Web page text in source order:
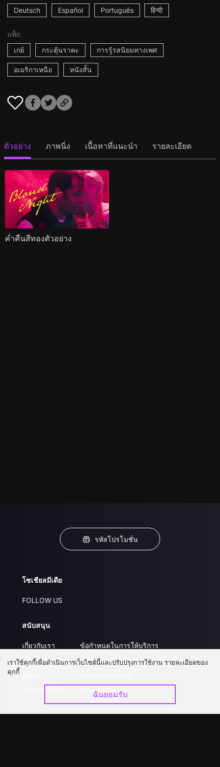
Deutsch Español Português हिन्दी
แท็ก
เกย์
กระตุ้นราคะ การรู้รสนิยมทางเพศ
อเมริกาเหนือ หนังสั้น
ตัวอย่าง ภาพนิ่ง เนื้อหาที่แนะนำ รายละเอียด
ค่ำคืนสีทองตัวอย่าง
รหัสโปรโมชั่น
โซเชียลมีเดีย
FOLLOW US
สนับสนุน
เกี่ยวกับเรา
คำถามที่พบบ่อย
ข้อกำหนดในการให้บริการ
นโยบายความเป็นส่วนตัว
ร่วมงานกับเรา
เราใช้คุกกี้เพื่อดำเนินการเว็บไซต์นี้และปรับปรุงการใช้งาน รายละเอียดของ
คุกกี้
ฉันยอมรับ